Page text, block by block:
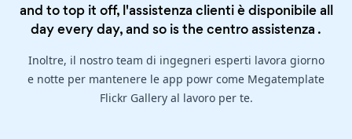
and to top it off, l'assistenza clienti è disponibile all
day every day, and so is thecentro assistenza .
Inoltre, il nostro team di ingegneri esperti lavora giorno
e notte per mantenere le app powr come Megatemplate
Flickr Gallery al lavoro per te.